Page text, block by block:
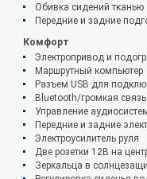
Обивка сидений тканью
Передние и задние
Комфорт
Электропривод и
Маршрутный компьютер
Разъем USB для
Bluetooth/громкая
Управление
Передние и задние
Электроусилитель руля
Две розетки 12В на
Зеркальца в